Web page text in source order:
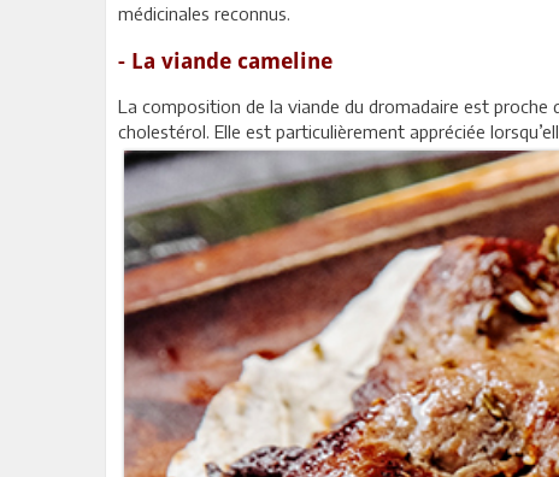
médicinales reconnus.
- La viande cameline
La composition de la viande du dromadaire est
cholestérol. Elle est particulièrement appréciée